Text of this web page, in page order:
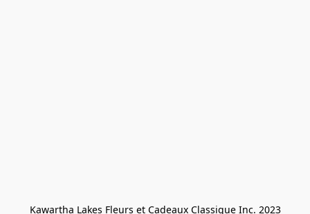
Kawartha Lakes Fleurs et Cadeaux Classique Inc. 2023